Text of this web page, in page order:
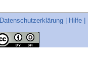
Datenschutzerklärung Hilfe